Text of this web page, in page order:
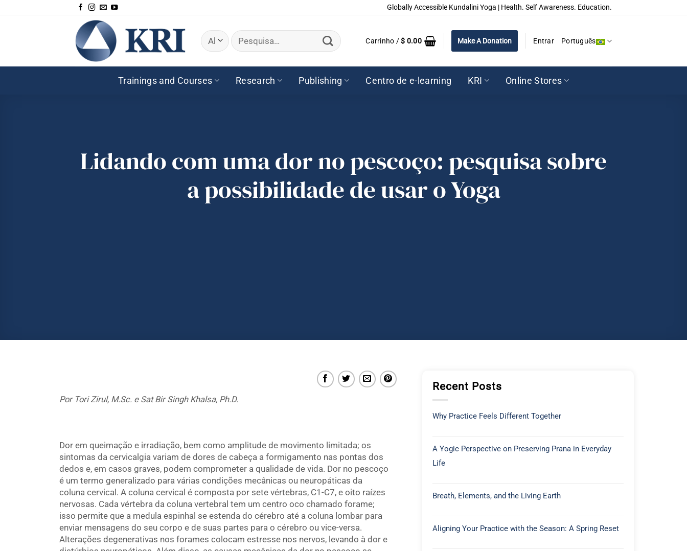
Globally Accessible Kundalini Yoga | Health. Self Awareness. Education.
Pesquisar
por:
Carrinho /$ 0.00 Make A Donation Entrar Português
Trainings and Courses Research Publishing Centro de e-learning KRI Online Stores
Lidando com uma dor no pescoço: pesquisa sobre
a possibilidade de usar o Yoga
Por Tori Zirul, M.Sc. e Sat Bir Singh Khalsa, Ph.D.
Dor em queimação e irradiação, bem como amplitude de movimento limitada; os
sintomas da cervicalgia variam de dores de cabeça a formigamento nas pontas dos
dedos e, em casos graves, podem comprometer a qualidade de vida. Dor no pescoço
é um termo generalizado para várias condições mecânicas ou neuropáticas da
coluna cervical. A coluna cervical é composta por sete vértebras, C1-C7, e oito raízes
nervosas. Cada vértebra da coluna vertebral tem um centro oco chamado forame;
isso permite que a medula espinhal se estenda do cérebro até a coluna lombar para
enviar mensagens do seu corpo e de suas partes para o cérebro ou vice-versa.
Alterações degenerativas nos forames colocam estresse nos nervos, levando à dor e
Recent Posts
Why Practice Feels Different Together
A Yogic Perspective on Preserving Prana in Everyday
Life
Breath, Elements, and the Living Earth
Aligning Your Practice with the Season: A Spring Reset